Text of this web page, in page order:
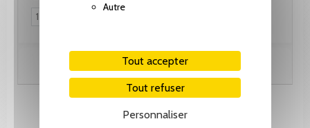
Autre
Tout accepter
Tout refuser
Personnaliser
Ajouter au panier